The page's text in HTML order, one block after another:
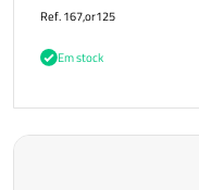
Ref. 167,or125
Em stock